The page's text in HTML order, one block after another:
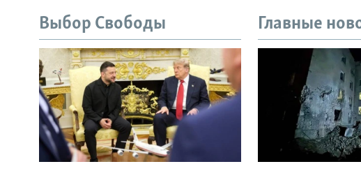
Выбор Свободы Главные